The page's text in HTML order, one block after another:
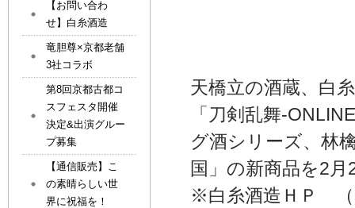
天橋立の酒蔵、白
「刀剣乱舞-
グ酒シリーズ、林
国」の新商品を2
※白糸酒造ＨＰ （
【お問い合わ
せ】白糸酒造
竜胆尊×京都老舗
3社コラボ
第8回京都古都コ
スフェスタ開催
決定&出演グルー
プ募集
【通信販売】こ
の素晴らしい世
界に祝福を！